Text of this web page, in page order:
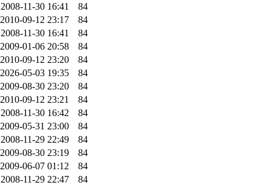
2008-11-30 16:41
84
2010-09-12 23:17
84
2008-11-30 16:41
84
2009-01-06 20:58
84
2010-09-12 23:20
84
2026-05-03 19:35
84
2009-08-30 23:20
84
2010-09-12 23:21
84
2008-11-30 16:42
84
2009-05-31 23:00
84
2008-11-29 22:49
84
2009-08-30 23:19
84
2009-06-07 01:12
84
2008-11-29 22:47
84